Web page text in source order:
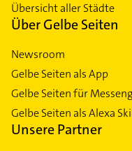
Übersicht aller Städte
Über Gelbe Seiten
Newsroom
Gelbe Seiten als App
Gelbe Seiten für
Gelbe Seiten als Alexa
Unsere Partner